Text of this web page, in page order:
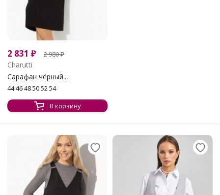
2 831 ₽ 2 980₽
Charutti
Сарафан чёрный...
44 46 48 50 52 54
В корзину